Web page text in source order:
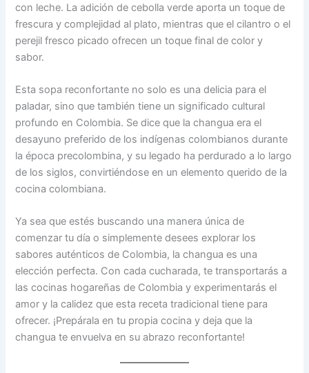
con leche. La adición de cebolla verde aporta un toque de
frescura y complejidad al plato, mientras que el cilantro o el
perejil fresco picado ofrecen un toque final de color y
sabor.
Esta sopa reconfortante no solo es una delicia para el
paladar, sino que también tiene un significado cultural
profundo en Colombia. Se dice que la changua era el
desayuno preferido de los indígenas colombianos durante
la época precolombina, y su legado ha perdurado a lo largo
de los siglos, convirtiéndose en un elemento querido de la
cocina colombiana.
Ya sea que estés buscando una manera única de
comenzar tu día o simplemente desees explorar los
sabores auténticos de Colombia, la changua es una
elección perfecta. Con cada cucharada, te transportarás a
las cocinas hogareñas de Colombia y experimentarás el
amor y la calidez que esta receta tradicional tiene para
ofrecer. ¡Prepárala en tu propia cocina y deja que la
changua te envuelva en su abrazo reconfortante!